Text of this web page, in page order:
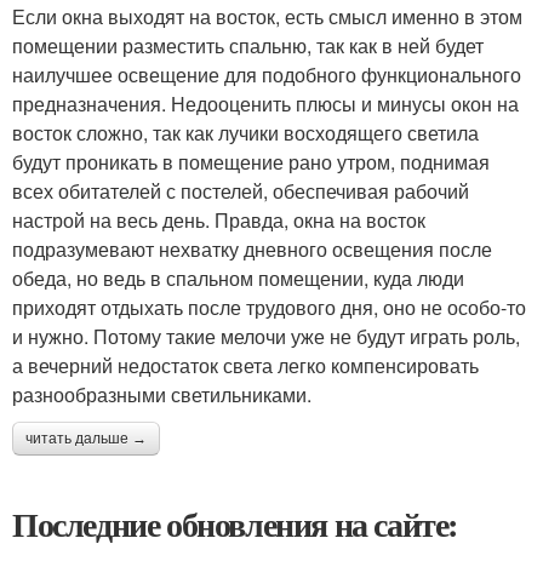
Если окна выходят на восток, есть смысл именно в этом
помещении разместить спальню, так как в ней будет
наилучшее освещение для подобного функционального
предназначения. Недооценить плюсы и минусы окон на
восток сложно, так как лучики восходящего светила
будут проникать в помещение рано утром, поднимая
всех обитателей с постелей, обеспечивая рабочий
настрой на весь день. Правда, окна на восток
подразумевают нехватку дневного освещения после
обеда, но ведь в спальном помещении, куда люди
приходят отдыхать после трудового дня, оно не особо-то
и нужно. Потому такие мелочи уже не будут играть роль,
а вечерний недостаток света легко компенсировать
разнообразными светильниками.
читать дальше →
Последние обновления на сайте: